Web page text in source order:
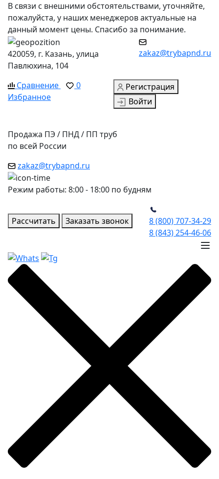
В связи с внешними обстоятельствами, уточняйте,
пожалуйста, у наших менеджеров актуальные на
данный момент цены. Спасибо за понимание.
420059, г. Казань, улица
Павлюхина, 104
zakaz@trybapnd.ru
Сравнение
0
Избранное
Регистрация
Войти
Продажа ПЭ / ПНД / ПП труб
по всей России
zakaz@trybapnd.ru
Режим работы: 8:00 - 18:00 по будням
Рассчитать Заказать звонок
8 (800) 707-34-29
8 (843) 254-46-06